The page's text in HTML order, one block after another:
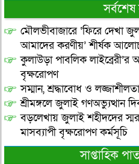
মৌলভীবাজারে ‘ফিরে দেখা
আমাদের করণীয়’ শীর্ষক
কুলাউড়া পাবলিক লাইব্রেরী’র
বৃক্ষরোপণ
সম্মান, শ্রদ্ধাবোধ ও
শ্রীমঙ্গলে জুলাই গণঅভ্যুত্থান
বড়লেখায় জুলাই শহীদদের
মাসব্যাপী বৃক্ষরোপণ কর্মসূচি
সাপ্তাহিক